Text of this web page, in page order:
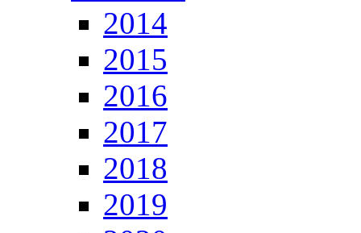
2014
2015
2016
2017
2018
2019